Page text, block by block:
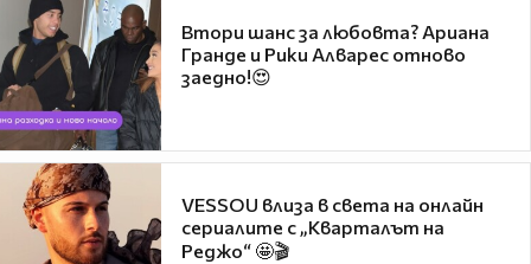
Втори шанс за любовта? Ариана
Гранде и Рики Алварес отново
заедно!😍
VESSOU влиза в света на онлайн
сериалите с „Кварталът на
Реджо“ 🤩🎬